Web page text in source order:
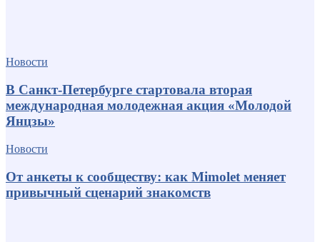
Новости
В Санкт-Петербурге стартовала вторая
международная молодежная акция «Молодой
Янцзы»
Новости
От анкеты к сообществу: как Mimolet меняет
привычный сценарий знакомств